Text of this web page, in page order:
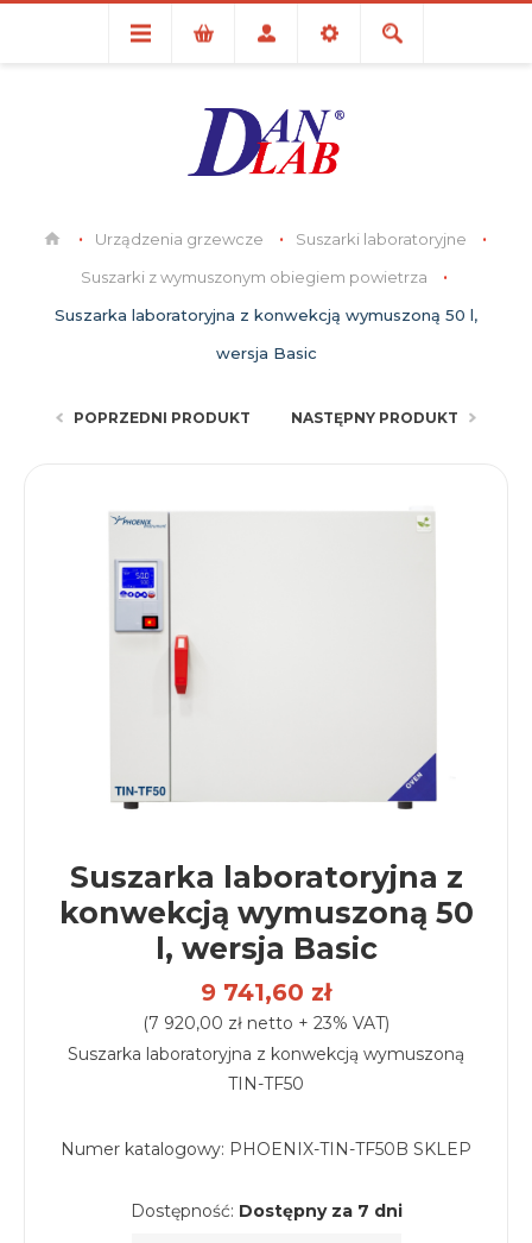
Urządzenia grzewcze
Suszarki laboratoryjne
Suszarki z wymuszonym obiegiem powietrza
Suszarka laboratoryjna z konwekcją wymuszoną 50 l,
wersja Basic
POPRZEDNI PRODUKT NASTĘPNY PRODUKT
Suszarka laboratoryjna z
konwekcją wymuszoną 50
l, wersja Basic
9 741,60 zł
(7 920,00 zł netto + 23% VAT)
Suszarka laboratoryjna z konwekcją wymuszoną
TIN-TF50
Numer katalogowy: PHOENIX-TIN-TF50B SKLEP
Dostępność: Dostępny za 7 dni